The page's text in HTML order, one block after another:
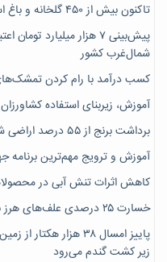
تاکنون بیش از ۴۵۰ گلخانه و باغ استان یزد شناسنامه‌دار شده‌اند
پیش‌بینی ۷‌ هزار میلیارد
شمال‌غرب کشور
کسب درآمد با رام کردن
آموزش، زیربنای استفاده
برداشت برنج از ۵۵ درصد اراضی شالیکاری گیلان
آموزش و ترویج مهم‌ترین برنامه
کاهش اثرات تنش آبی در
خسارت ۲۵ درصدی علف‌های هرز به محصولات کشاورزی
پاییز امسال ۳۸ هزار
زیر کشت گندم می‌رود